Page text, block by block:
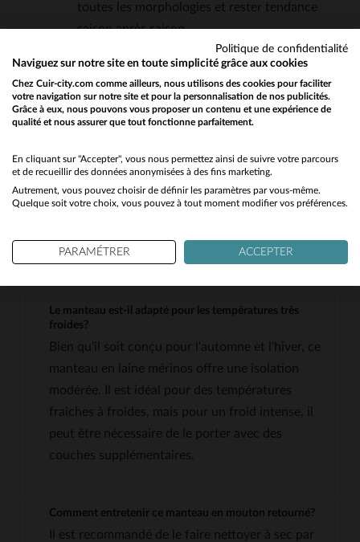
toutes les morphologies et rester tendance
saison après saison.
QUESTIONS FRÉQUENTES
Quelle est l'épaisseur de la laine mérinos utilisée pour ce
Ce manteau est fabriqué en mouton retourné de
laine mérinos, réputé pour sa finesse et sa
légèreté, ce qui le rend doux et confortable sans
en restant souple.
Le manteau est-il adapté pour les températures très
froides?
Bien qu'il soit conçu pour l'automne et l'hiver, ce
manteau en laine mérinos offre une isolation
modérée. Il est idéal pour des températures
fraîches à froides, mais pour un froid intense, il
peut être nécessaire de le porter avec des
couches supplémentaires.
Comment entretenir ce manteau en mouton retourné?
Il est recommandé de le faire nettoyer à sec par
Would you like to be redirected to our English site?
No
Yes
Politique de confidentialité
Naviguez sur notre site en toute simplicité grâce aux cookies
Chez Cuir-city.com comme ailleurs, nous utilisons des cookies pour faciliter
votre navigation sur notre site et pour la personnalisation de nos publicités.
Grâce à eux, nous pouvons vous proposer un contenu et une expérience de
qualité et nous assurer que tout fonctionne parfaitement.
En cliquant sur "Accepter", vous nous permettez ainsi de suivre votre parcours
et de recueillir des données anonymisées à des fins marketing.
Autrement, vous pouvez choisir de définir les paramètres par vous-même.
Quelque soit votre choix, vous pouvez à tout moment modifier vos préférences.
PARAMÉTRER ACCEPTER